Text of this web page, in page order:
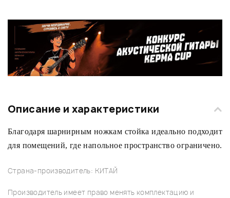
Описание и характеристики
Благодаря шарнирным ножкам стойка идеально подходит
для помещений, где напольное пространство ограничено.
Страна-производитель: КИТАЙ
Производитель имеет право менять комплектацию и